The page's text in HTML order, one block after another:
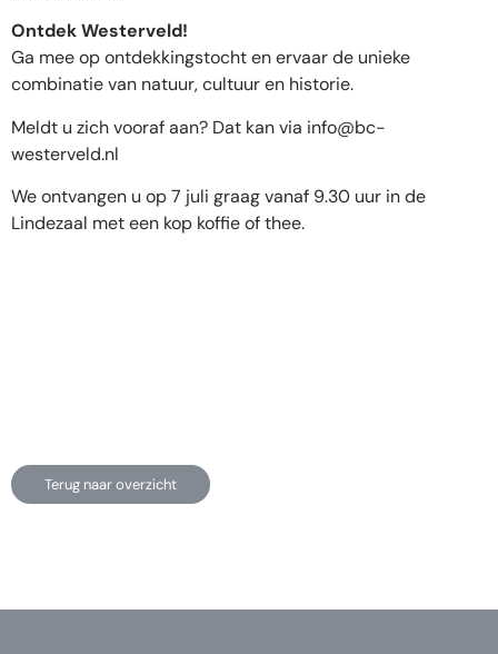
Ontdek Westerveld!
Ga mee op ontdekkingstocht en ervaar de unieke
combinatie van natuur, cultuur en historie.
Meldt u zich vooraf aan? Dat kan via info@bc-
westerveld.nl
We ontvangen u op 7 juli graag vanaf 9.30 uur in de
Lindezaal met een kop koffie of thee.
Terug naar overzicht